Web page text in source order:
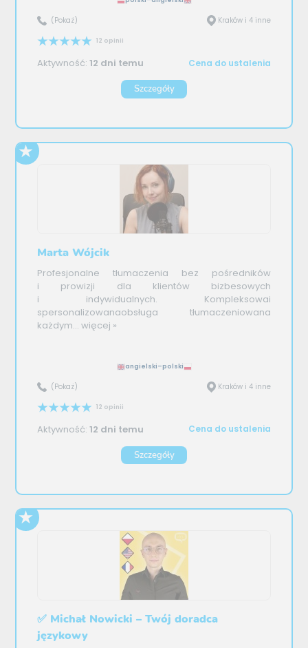
(Pokaż) Kraków i 4 inne
12 opinii
Aktywność:12 dni temu Cena do ustalenia
Szczegóły
Marta Wójcik
Profesjonalne tłumaczenia bez pośredników
i prowizji dla klientów bizbesowych
i indywidualnych. Kompleksowai
spersonalizowanaobsługa tłumaczeniowana
każdym... więcej »
angielski–polski
(Pokaż) Kraków i 4 inne
12 opinii
Aktywność:12 dni temu Cena do ustalenia
Szczegóły
✅ Michał Nowicki – Twój doradca
językowy